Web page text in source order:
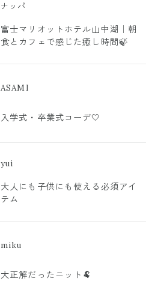
ナッパ
富士マリオットホテル山中湖｜朝
食とカフェで感じた癒し時間🍃
ASAMI
入学式・卒業式コーデ🤍
yui
大人にも子供にも使える必須アイ
テム
miku
大正解だったニット🐏